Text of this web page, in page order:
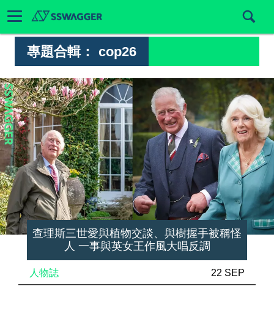
專題合輯： cop26
查理斯三世愛與植物交談、與樹握手被稱怪
人 一事與英女王作風大唱反調
人物誌 22 SEP